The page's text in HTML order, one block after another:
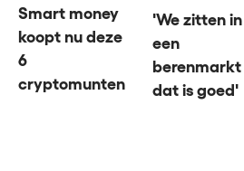
Smart money
koopt nu deze
6
cryptomunten
'We zitten in
een
berenmarkt
dat is goed'